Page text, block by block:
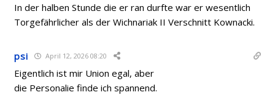
In der halben Stunde die er ran durfte war er wesentlich
Torgefährlicher als der Wichnariak II Verschnitt Kownacki.
psi April 12, 2026 08:20
Eigentlich ist mir Union egal, aber
die Personalie finde ich spannend.